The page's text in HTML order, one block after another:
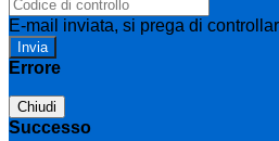
E-mail inviata, si prega di
Errore
Chiudi
Successo